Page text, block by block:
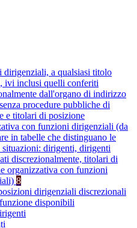
dirigenziali, a qualsiasi titolo
ivi inclusi quelli conferiti
dall'organo di indirizzo
procedure pubbliche di
e titolari di posizione
con funzioni dirigenziali (da
in tabelle che distinguano le
situazioni: dirigenti, dirigenti
discrezionalmente, titolari di
organizzativa con funzioni
8
dirigenziali discrezionali
disponibili